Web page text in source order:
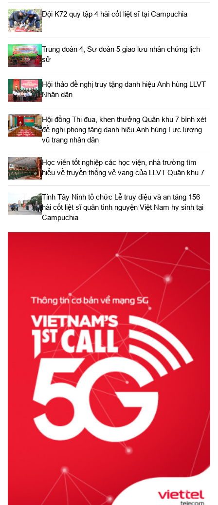
Đội K72 quy tập 4 hài cốt liệt sĩ tại Campuchia
Trung đoàn 4, Sư đoàn 5 giao lưu nhân chứng lịch
sử
Hội thảo đề nghị truy tặng danh hiệu Anh hùng LLVT
Nhân dân
Hội đồng Thi đua, khen thưởng Quân khu 7 bình xét
đề nghị phong tặng danh hiệu Anh hùng Lực lượng
vũ trang nhân dân
Học viên tốt nghiệp các học viện, nhà trường tìm
hiểu về truyền thống vẻ vang của LLVT Quân khu 7
​Tỉnh Tây Ninh tổ chức Lễ truy điệu và an táng 156
hài cốt liệt sĩ quân tình nguyện Việt Nam hy sinh tại
Campuchia